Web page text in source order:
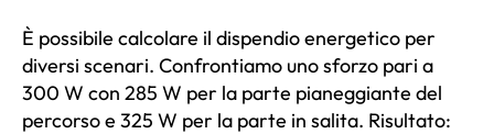
È possibile calcolare il dispendio energetico per
diversi scenari. Confrontiamo uno sforzo pari a
300 W con 285 W per la parte pianeggiante del
percorso e 325 W per la parte in salita. Risultato: